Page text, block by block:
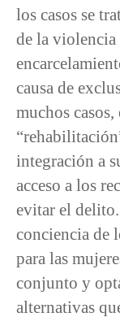
los casos se
de la violencia
causa de
muchos
integración a
acceso a los
evitar el
conciencia de
para las
conjunto y
alternativas